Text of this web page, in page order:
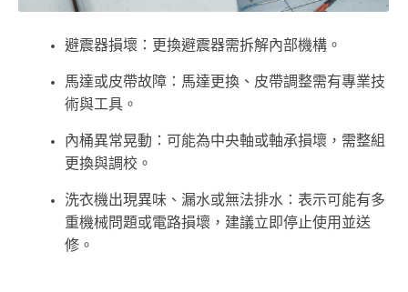
避震器損壞：更換避震器需拆解內部機構。
馬達或皮帶故障：馬達更換、皮帶調整需有專業技
術與工具。
內桶異常晃動：可能為中央軸或軸承損壞，需整組
更換與調校。
洗衣機出現異味、漏水或無法排水：表示可能有多
重機械問題或電路損壞，建議立即停止使用並送
修。